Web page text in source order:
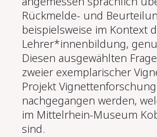
Rückmelde- und
beispielsweise im Kontext
Lehrer*innenbildung,
Diesen ausgewählten
zweier exemplarischer
Projekt Vignettenforschung
nachgegangen werden,
im Mittelrhein-Museum
sind.